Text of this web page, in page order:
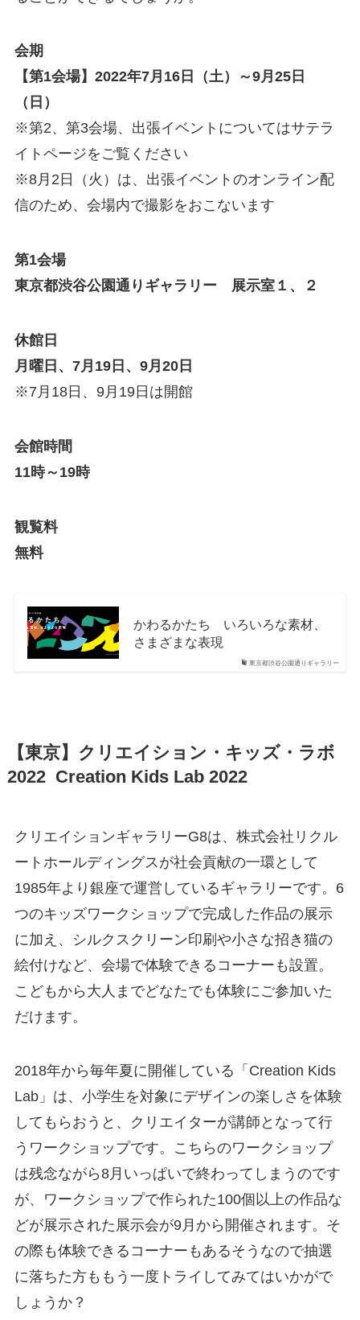
会期
【第1会場】2022年7月16日（土）～9月25日
（日）
※第2、第3会場、出張イベントについてはサテラ
イトページをご覧ください
※8月2日（火）は、出張イベントのオンライン配
信のため、会場内で撮影をおこないます
第1会場
東京都渋谷公園通りギャラリー 展示室１、２
休館日
月曜日、7月19日、9月20日
※7月18日、9月19日は開館
会館時間
11時～19時
観覧料
無料
東京都渋谷公園通りギャラリー
かわるかたち いろいろな素材、
さまざまな表現
【東京】クリエイション・キッズ・ラボ
2022 Creation Kids Lab 2022
クリエイションギャラリーG8は、株式会社リクル
ートホールディングスが社会貢献の一環として
1985年より銀座で運営しているギャラリーです。6
つのキッズワークショップで完成した作品の展示
に加え、シルクスクリーン印刷や小さな招き猫の
絵付けなど、会場で体験できるコーナーも設置。
こどもから大人までどなたでも体験にご参加いた
だけます。
2018年から毎年夏に開催している「Creation Kids
Lab」は、小学生を対象にデザインの楽しさを体験
してもらおうと、クリエイターが講師となって行
うワークショップです。こちらのワークショップ
は残念ながら8月いっぱいで終わってしまうのです
が、ワークショップで作られた100個以上の作品な
どが展示された展示会が9月から開催されます。そ
の際も体験できるコーナーもあるそうなので抽選
に落ちた方ももう一度トライしてみてはいかがで
しょうか？